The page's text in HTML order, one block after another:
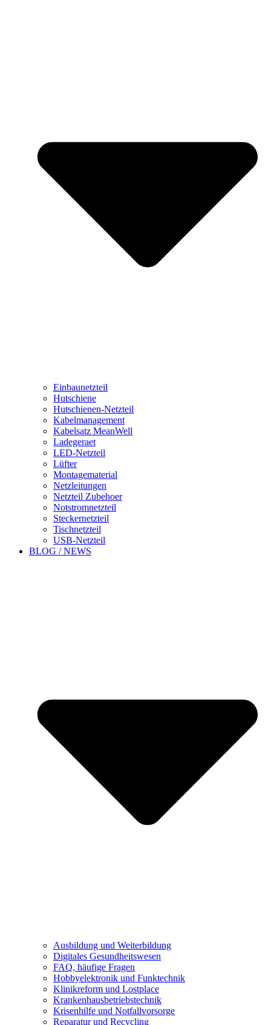
Einbaunetzteil
Hutschiene
Hutschienen-Netzteil
Kabelmanagement
Kabelsatz MeanWell
Ladegeraet
LED-Netzteil
Lüfter
Montagematerial
Netzleitungen
Netzteil Zubehoer
Notstromnetzteil
Steckernetzteil
Tischnetzteil
USB-Netzteil
BLOG / NEWS
Ausbildung und Weiterbildung
Digitales Gesundheitswesen
FAQ, häufige Fragen
Hobbyelektronik und Funktechnik
Klinikreform und Lostplace
Krankenhausbetriebstechnik
Krisenhilfe und Notfallvorsorge
Reparatur und Recycling